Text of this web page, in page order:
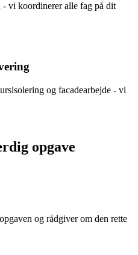
vi koordinerer alle fag på dit
og facadearbejde - vi
opgave
og rådgiver om den rette